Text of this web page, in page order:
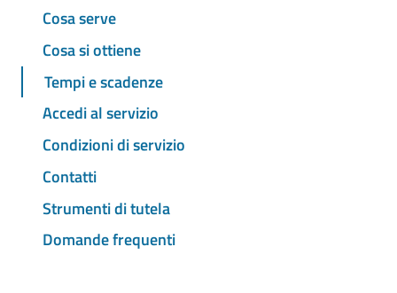
Cosa serve
Cosa si ottiene
Tempi e scadenze
Accedi al servizio
Condizioni di servizio
Contatti
Strumenti di tutela
Domande frequenti